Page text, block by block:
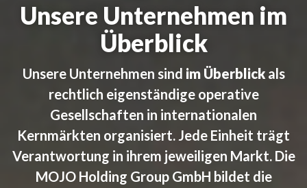
Unsere Unternehmen im
Überblick
Unsere Unternehmen sind im Überblickals
rechtlich eigenständige operative
Gesellschaften in internationalen
Kernmärkten organisiert. Jede Einheit trägt
Verantwortung in ihrem jeweiligen Markt. Die
MOJO Holding Group GmbH bildet die